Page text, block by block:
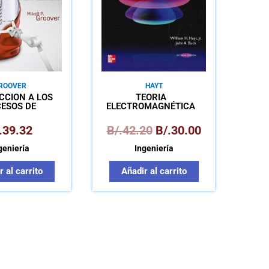
A LOS
DE
39.32
al carrito
HAYT
TEORÍA
ELECTROMAGNÉTICA
B/.42.20 B/.30.00
Ingeniería
Añadir al carrito